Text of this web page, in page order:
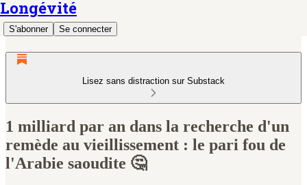
Longévité
S'abonner Se connecter
Lisez sans distraction sur Substack
1 milliard par an dans la recherche d'un
remède au vieillissement : le pari fou de
l'Arabie saoudite 🤔